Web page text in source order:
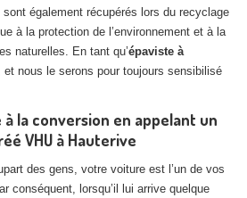
également récupérés lors du recyclage
à la protection de l’environnement et à la
naturelles. En tant qu’épaviste à
nous le serons pour toujours sensibilisé
la conversion en appelant un
VHU à Hauterive
des gens, votre voiture est l’un de vos
conséquent, lorsqu’il lui arrive quelque